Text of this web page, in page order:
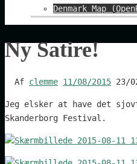
Denmark Map
Ny Satire!
Af clemme 11/08/2015 23/
Jeg elsker at have det
Skanderborg Festival.